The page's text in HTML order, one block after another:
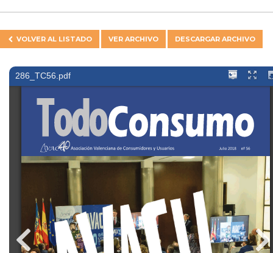
VOLVER AL LISTADO VER ARCHIVO DESCARGAR ARCHIVO